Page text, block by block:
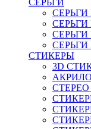
СЕРЬГИ
СТИКЕРЫ
3D